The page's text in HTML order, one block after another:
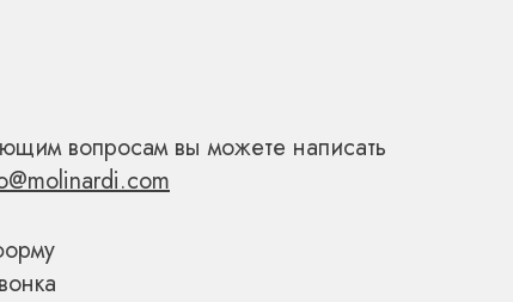
С НАМИ
вопросам вы можете написать